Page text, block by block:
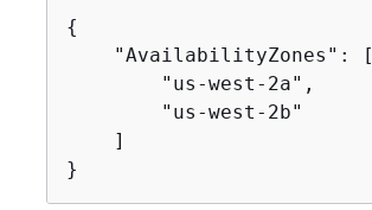
{
    "AvailabilityZones": [
        "us-west-2a",
        "us-west-2b"
    ]
}